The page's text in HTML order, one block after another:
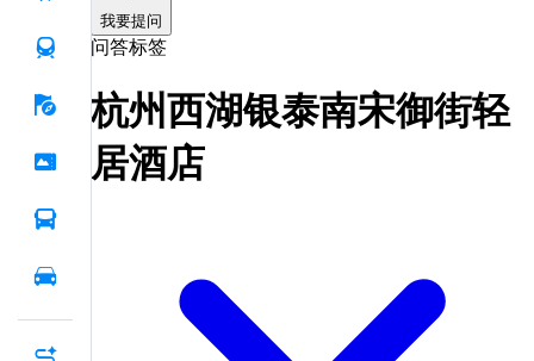
我要提问
问答标签
杭州西湖银泰南宋御街轻
居酒店